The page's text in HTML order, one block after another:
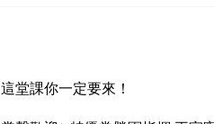
堂課你一定要來！